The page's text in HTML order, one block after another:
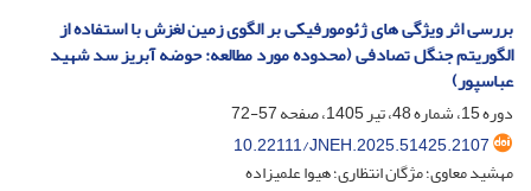
بررسی اثر ویژگی های ژئومورفیکی بر الگوی زمین ‏لغزش با استفاده از
الگوریتم جنگل تصادفی (محدوده مورد مطالعه: حوضه آبریز سد شهید
عباسپور)
دوره 15، شماره 48، تیر 1405، صفحه
57-72
10.22111/JNEH.2025.51425.2107
مهشید معاوی؛ مژگان انتظاری؛ هیوا علمیزاده